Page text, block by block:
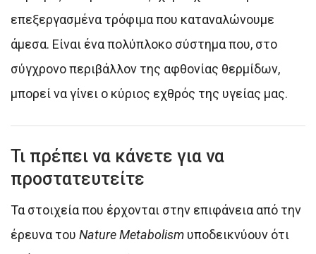
επεξεργασμένα τρόφιμα που καταναλώνουμε
άμεσα. Είναι ένα πολύπλοκο σύστημα που, στο
σύγχρονο περιβάλλον της αφθονίας θερμίδων,
μπορεί να γίνει ο κύριος εχθρός της υγείας μας.
Τι πρέπει να κάνετε για να
προστατευτείτε
Τα στοιχεία που έρχονται στην επιφάνεια από την
έρευνα του Nature Metabolism υποδεικνύουν ότι